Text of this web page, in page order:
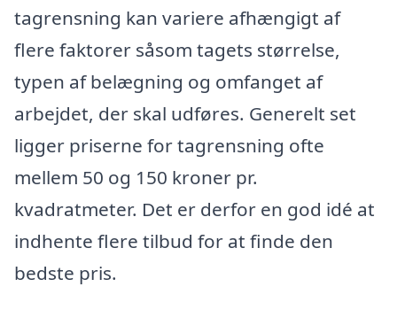
tagrensning kan variere afhængigt af
flere faktorer såsom tagets størrelse,
typen af belægning og omfanget af
arbejdet, der skal udføres. Generelt set
ligger priserne for tagrensning ofte
mellem 50 og 150 kroner pr.
kvadratmeter. Det er derfor en god idé at
indhente flere tilbud for at finde den
bedste pris.